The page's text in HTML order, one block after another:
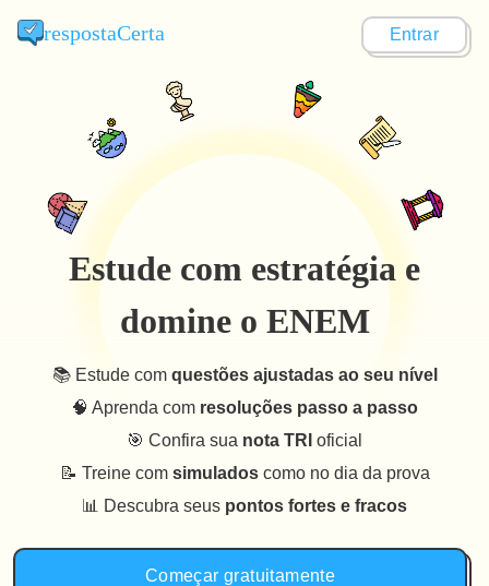
respostaCerta Entrar
Estude com estratégia e
domine o ENEM
📚 Estude com questões ajustadas ao seu nível
🧠 Aprenda com resoluções passo a passo
🎯 Confira sua nota TRI oficial
📝 Treine com simuladoscomo no dia da prova
📊 Descubra seus pontos fortes e fracos
Começar gratuitamente